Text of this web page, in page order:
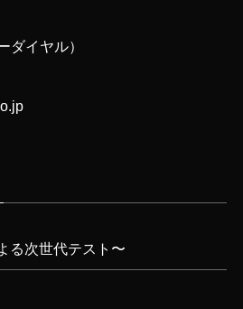
ダイヤル）
る次世代テスト〜